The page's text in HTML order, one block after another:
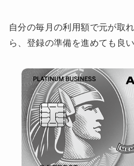
自分の毎月の利用額で元が取
ら、登録の準備を進めても良